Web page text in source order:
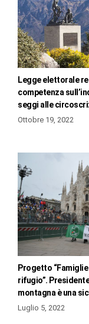
Legge elettorale
competenza
seggi alle
Ottobre 19, 2022
Progetto
rifugio”.
montagna è una
Luglio 5, 2022